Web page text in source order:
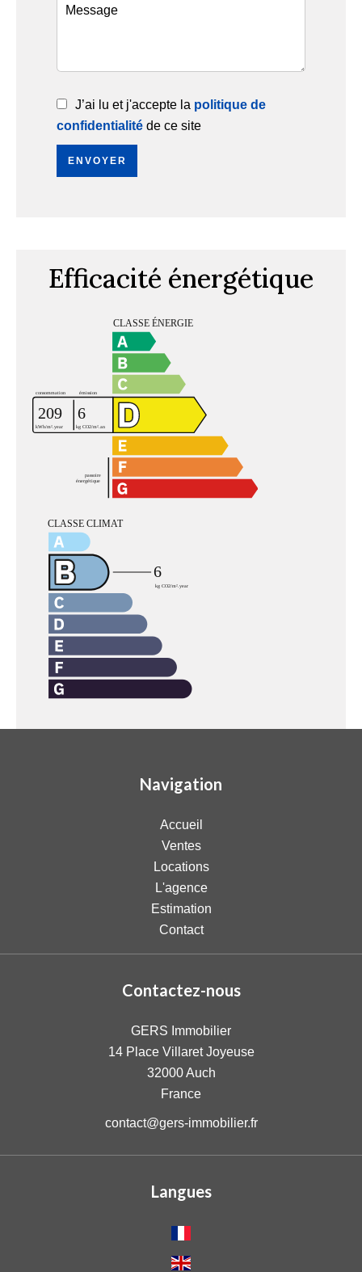
J’ai lu et j'accepte la politique de
confidentialité de ce site
ENVOYER
Efficacité énergétique
Navigation
Accueil
Ventes
Locations
L'agence
Estimation
Contact
Contactez-nous
GERS Immobilier
14 Place Villaret Joyeuse
32000Auch
France
contact@gers-immobilier.fr
Langues